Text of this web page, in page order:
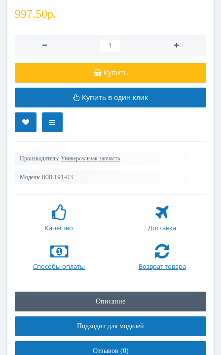
997.50р.
Купить
Купить в один клик
Производитель: Универсальная запчасть
Модель: 000.191-03
Качество Доставка
Способы оплаты Возврат товара
Описание
Подходит для моделей
Отзывов (0)